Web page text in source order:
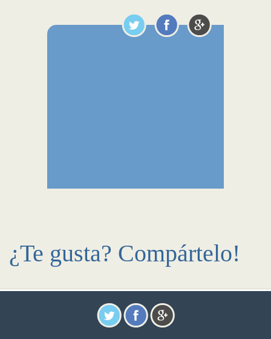
¿Te gusta? Compártelo!